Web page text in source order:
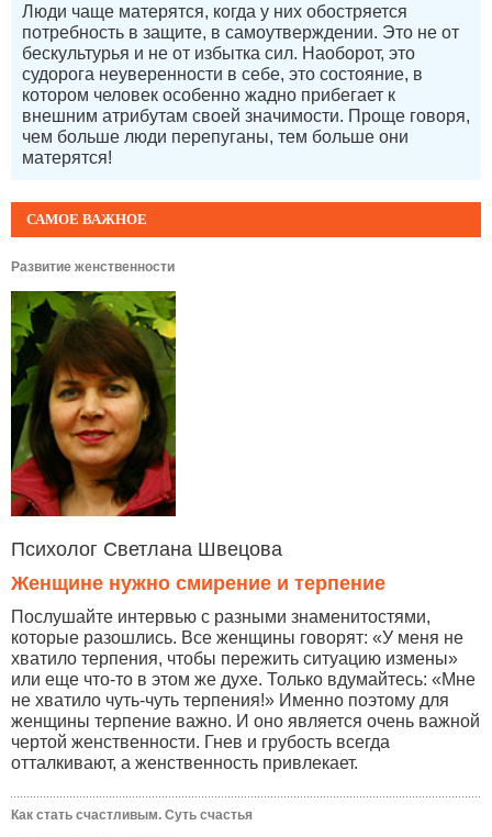
САМОЕ ВАЖНОЕ
Развитие женственности
Психолог Светлана Швецова
Женщине нужно смирение и терпение
Послушайте интервью с разными знаменитостями,
которые разошлись. Все женщины говорят: «У меня не
хватило терпения, чтобы пережить ситуацию измены»
или еще что-то в этом же духе. Только вдумайтесь: «Мне
не хватило чуть-чуть терпения!» Именно поэтому для
женщины терпение важно. И оно является очень важной
чертой женственности. Гнев и грубость всегда
отталкивают, а женственность привлекает.
Как стать счастливым. Суть счастья
Люди чаще матерятся, когда у них обостряется
потребность в защите, в самоутверждении. Это не от
бескультурья и не от избытка сил. Наоборот, это
судорога неуверенности в себе, это состояние, в
котором человек особенно жадно прибегает к
внешним атрибутам своей значимости. Проще говоря,
чем больше люди перепуганы, тем больше они
матерятся!